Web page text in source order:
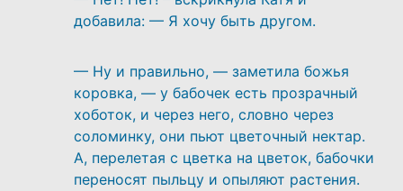
добавила: — Я хочу быть другом.
— Ну и правильно, — заметила божья
коровка, — у бабочек есть прозрачный
хоботок, и через него, словно через
соломинку, они пьют цветочный нектар.
А, перелетая с цветка на цветок, бабочки
переносят пыльцу и опыляют растения.